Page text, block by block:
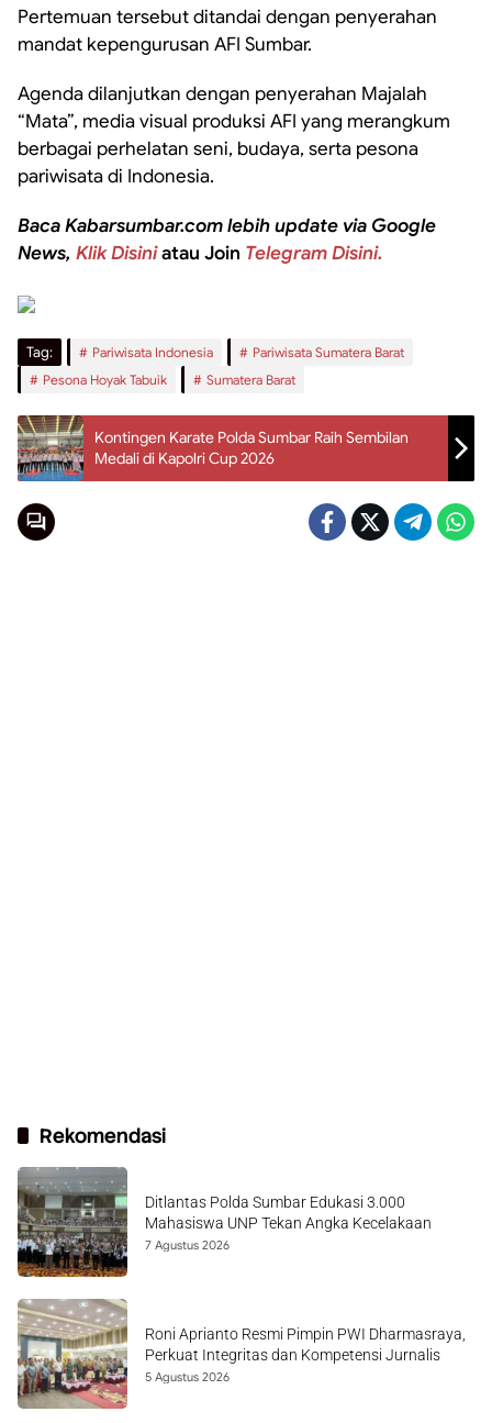
Pertemuan tersebut ditandai dengan penyerahan
mandat kepengurusan AFI Sumbar.
Agenda dilanjutkan dengan penyerahan Majalah
“Mata”, media visual produksi AFI yang merangkum
berbagai perhelatan seni, budaya, serta pesona
pariwisata di Indonesia.
Baca Kabarsumbar.com lebih update via Google
News, Klik Disiniatau Join Telegram Disini.
Tag: Pariwisata Indonesia
Pariwisata Sumatera Barat
Pesona Hoyak Tabuik
Sumatera Barat
Kontingen Karate Polda Sumbar Raih Sembilan
Medali di Kapolri Cup 2026
Rekomendasi
Ditlantas Polda Sumbar Edukasi 3.000
Mahasiswa UNP Tekan Angka Kecelakaan
7 Agustus 2026
Roni Aprianto Resmi Pimpin PWI Dharmasraya,
Perkuat Integritas dan Kompetensi Jurnalis
5 Agustus 2026